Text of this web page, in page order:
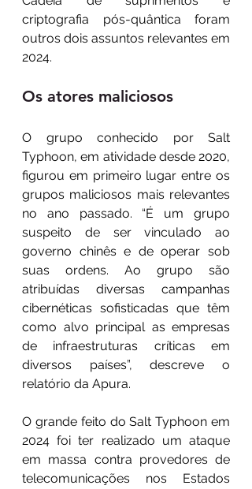
criptografia pós-quântica foram
outros dois assuntos relevantes em
2024.
Os atores maliciosos
O grupo conhecido por Salt
Typhoon, em atividade desde 2020,
figurou em primeiro lugar entre os
grupos maliciosos mais relevantes
no ano passado. “É um grupo
suspeito de ser vinculado ao
governo chinês e de operar sob
suas ordens. Ao grupo são
atribuídas diversas campanhas
cibernéticas sofisticadas que têm
como alvo principal as empresas
de infraestruturas críticas em
diversos países”, descreve o
relatório da Apura.
O grande feito do Salt Typhoon em
2024 foi ter realizado um ataque
em massa contra provedores de
telecomunicações nos Estados